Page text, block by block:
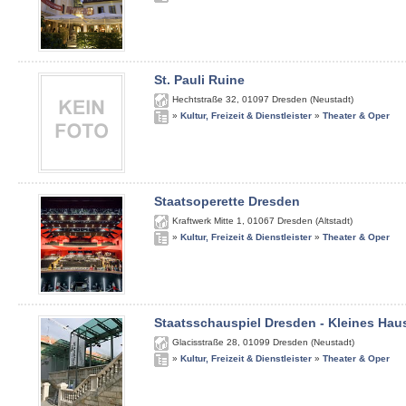
St. Pauli Ruine
Hechtstraße 32 01097 Dresden (Neustadt)
» Kultur, Freizeit & Dienstleister » Theater & Oper
Staatsoperette Dresden
Kraftwerk Mitte 1 01067 Dresden (Altstadt)
» Kultur, Freizeit & Dienstleister » Theater & Oper
Staatsschauspiel Dresden - Kleines
Glacisstraße 28 01099 Dresden (Neustadt)
» Kultur, Freizeit & Dienstleister » Theater & Oper